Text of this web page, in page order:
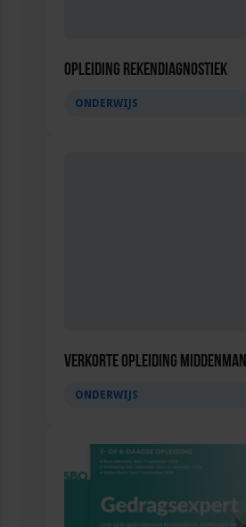
Opleiding Rekendiagnostiek
ONDERWIJS
Verkorte opleiding
ONDERWIJS